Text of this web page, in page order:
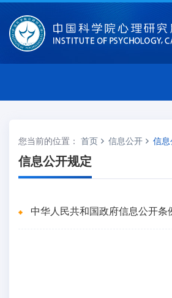
您当前的位置： 首页 信息公开 信息
信息公开规定
中华人民共和国政府信息公开条